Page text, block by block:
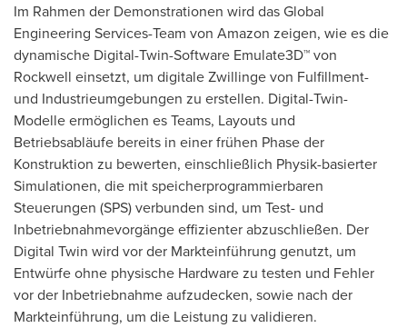
Im Rahmen der Demonstrationen wird das Global
Engineering Services-Team von Amazon zeigen, wie es die
dynamische Digital-Twin-Software Emulate3D™ von
Rockwell einsetzt, um digitale Zwillinge von Fulfillment-
und Industrieumgebungen zu erstellen. Digital-Twin-
Modelle ermöglichen es Teams, Layouts und
Betriebsabläufe bereits in einer frühen Phase der
Konstruktion zu bewerten, einschließlich Physik-basierter
Simulationen, die mit speicherprogrammierbaren
Steuerungen (SPS) verbunden sind, um Test- und
Inbetriebnahmevorgänge effizienter abzuschließen. Der
Digital Twin wird vor der Markteinführung genutzt, um
Entwürfe ohne physische Hardware zu testen und Fehler
vor der Inbetriebnahme aufzudecken, sowie nach der
Markteinführung, um die Leistung zu validieren.